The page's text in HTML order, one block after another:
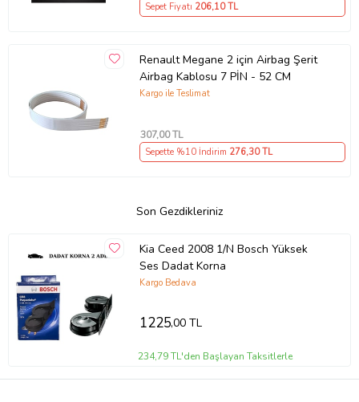
Sepet Fiyatı 206,10 TL
Renault Megane 2 için Airbag Şerit
Airbag Kablosu 7 PİN - 52 CM
Kargo ile Teslimat
307,00 TL
Sepette %10 İndirim 276,30 TL
Son Gezdikleriniz
Kia Ceed 2008 1/N Bosch Yüksek
Ses Dadat Korna
Kargo Bedava
1225,00 TL
234,79 TL'den Başlayan Taksitlerle